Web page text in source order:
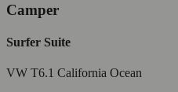
Camper
Surfer Suite
VW T6.1 California Ocean